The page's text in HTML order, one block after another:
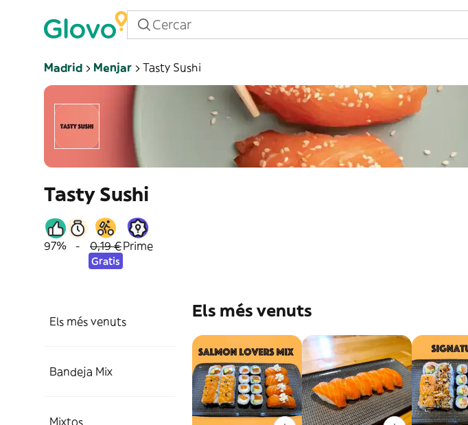
Madrid Menjar Tasty Sushi
Tasty Sushi
97% - 0,19 €
Gratis
Prime
Els més venuts
Bandeja Mix
Mixtos
Els més venuts